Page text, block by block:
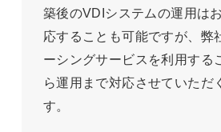
築後のVDIシステムの運用は
応することも可能ですが、弊
ーシングサービスを利用する
ら運用まで対応させていただ
す。